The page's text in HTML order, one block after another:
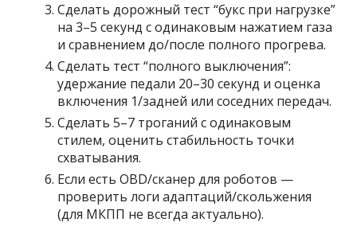
Сделать дорожный тест “букс при нагрузке”
на 3–5 секунд с одинаковым нажатием газа
и сравнением до/после полного прогрева.
Сделать тест “полного выключения”:
удержание педали 20–30 секунд и оценка
включения 1/задней или соседних передач.
Сделать 5–7 троганий с одинаковым
стилем, оценить стабильность точки
схватывания.
Если есть OBD/сканер для роботов —
проверить логи адаптаций/скольжения
(для МКПП не всегда актуально).